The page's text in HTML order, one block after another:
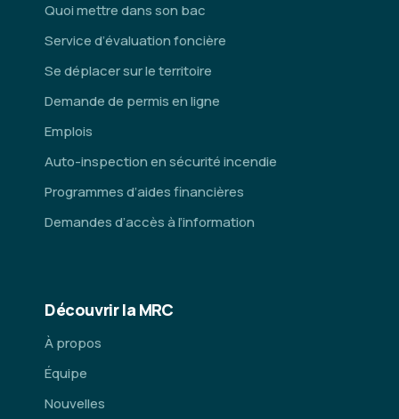
Quoi mettre dans son bac
Service d’évaluation foncière
Se déplacer sur le territoire
Demande de permis en ligne
Emplois
Auto-inspection en sécurité incendie
Programmes d’aides financières
Demandes d’accès à l’information
Découvrir la MRC
À propos
Équipe
Nouvelles